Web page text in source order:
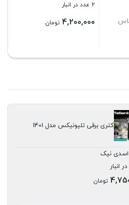
2 عدد در انبار
4,200,000 تومان
کتری برقی تلیونیکس مدل 1401
نیک
تومان